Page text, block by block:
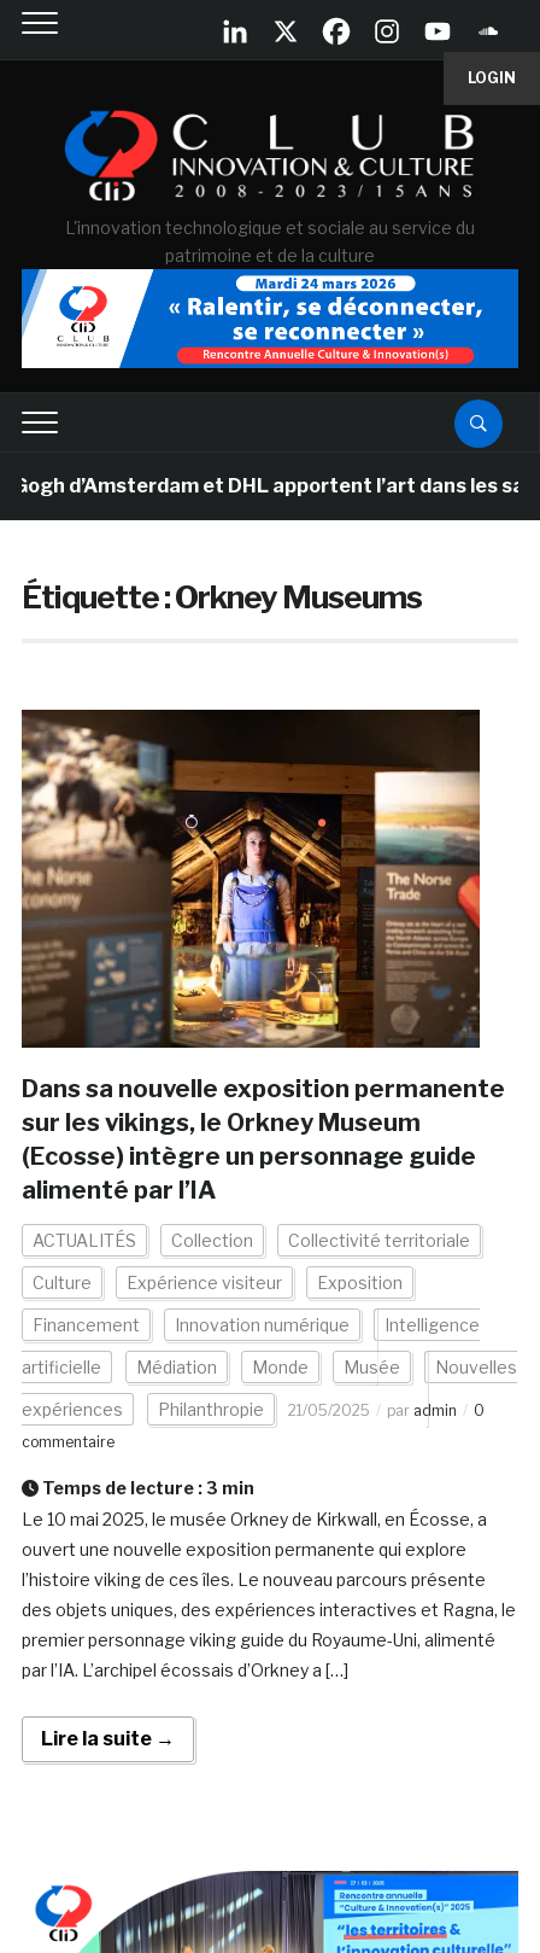
LOGIN
L'innovation technologique et sociale au service du
patrimoine et de la culture
d’Amsterdam et DHL apportent l’art dans les salles
Étiquette :Orkney Museums
Dans sa nouvelle exposition permanente
sur les vikings, le Orkney Museum
(Ecosse) intègre un personnage guide
alimenté par l’IA
ACTUALITÉS Collection Collectivité territoriale
Culture Expérience visiteur Exposition
Financement Innovation numérique Intelligence
artificielle Médiation Monde Musée Nouvelles
expériences Philanthropie 21/05/2025 par admin
0
commentaire
Temps de lecture : 3 min
Le 10 mai 2025, le musée Orkney de Kirkwall, en Écosse, a
ouvert une nouvelle exposition permanente qui explore
l’histoire viking de ces îles. Le nouveau parcours présente
des objets uniques, des expériences interactives et Ragna, le
premier personnage viking guide du Royaume-Uni, alimenté
par l’IA. L’archipel écossais d’Orkney a […]
Lire la suite →